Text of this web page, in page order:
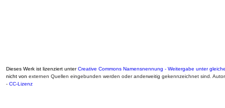
Dieses Werk ist lizenziert unterCreative Commons Namensnennung - Weitergabe unter
nicht von externen Quellen eingebunden werden oder anderweitig gekennzeichnet sind.
- CC-Lizenz